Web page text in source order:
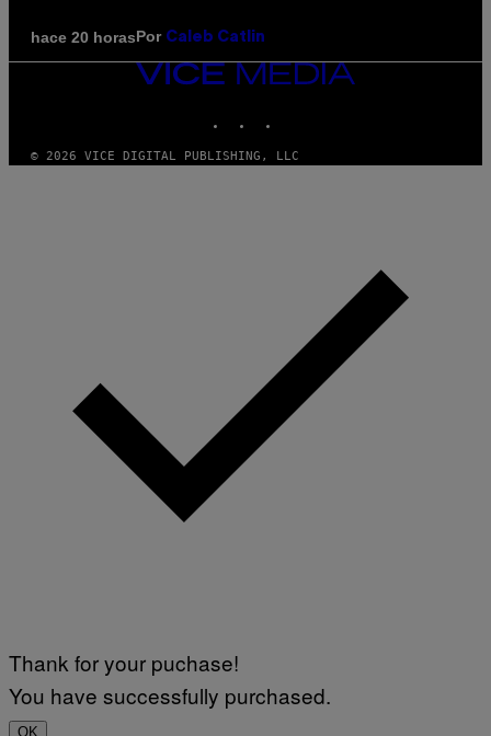
hace 20 horasPor Caleb Catlin
VICE
© 2026 VICE DIGITAL PUBLISHING, LLC
Thank for your puchase!
You have successfully purchased.
OK